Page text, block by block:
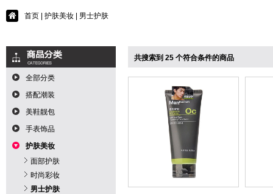
首页 护肤美妆 | 男士护肤
全部分类
搭配潮装
美鞋靓包
手表饰品
护肤美妆
面部护肤
时尚彩妆
男士护肤
共搜索到 25 个符合条件的商品